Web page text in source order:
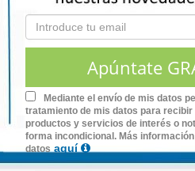
de intervención en las
de averías y problemas,
térmicos y sus sistemas
Mediante el envío de mis datos
tratamiento de mis datos para recibir
productos y servicios de interés o
forma incondicional. Más
datos aquí